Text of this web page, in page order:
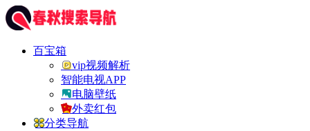
百宝箱
vip视频解析
智能电视APP
电脑壁纸
外卖红包
分类导航